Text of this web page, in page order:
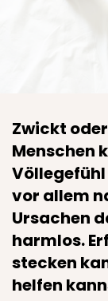
Zwickt
Menschen
Völlegefühl
vor allem
Ursachen
harmlos.
stecken
helfen